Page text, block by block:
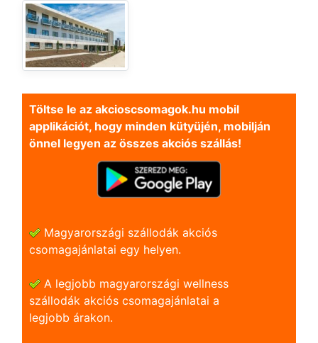
Töltse le az akcioscsomagok.hu mobil
applikációt, hogy minden kütyüjén, mobilján
önnel legyen az összes akciós szállás!
Magyarországi szállodák akciós
csomagajánlatai egy helyen.
A legjobb magyarországi wellness
szállodák akciós csomagajánlatai a
legjobb árakon.